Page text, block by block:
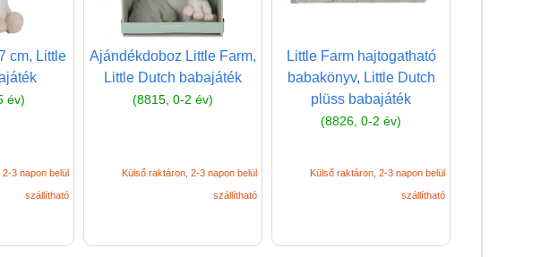
cm, Little
év)
3 napon belül
szállítható
Ajándékdoboz Little Farm,
Little Dutch babajáték
(8815, 0-2 év)
Külső raktáron, 2-3 napon belül
szállítható
Little Farm hajtogatható
babakönyv, Little Dutch
plüss babajáték
(8826, 0-2 év)
Külső raktáron, 2-3 napon belül
szállítható
Futóbiciklik, rollerek
Intelligens gyurma
Iskolaszerek
Kerti játékok
gyerekajándékok